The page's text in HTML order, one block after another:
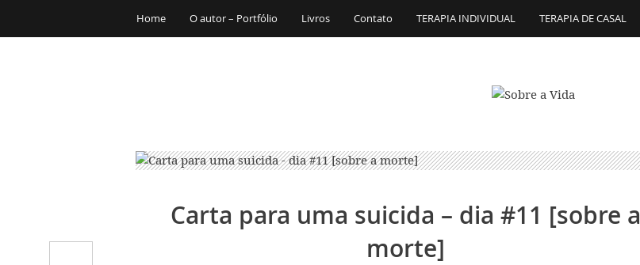
Home O autor – Portfólio Livros Contato TERAPIA INDIVIDUAL TERAPIA DE CASAL
Carta para uma suicida – dia #11 [sobre a
morte]